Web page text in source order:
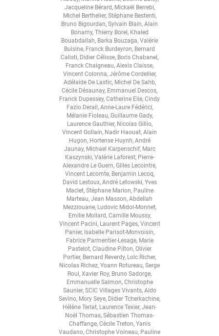
Jacqueline Bérard, Mickaël Berrebi,
Michel Berthelier, Stéphane Bestenti,
Bruno Bigourdan, Sylvain Blain, Alain
Bonamy, Thierry Borel, Khaled
Bouabdallah, Barka Bouzaga, Valérie
Buisine, Franck Burdeyron, Bernard
Calisti, Didier Célisse, Boris Chabanel,
Franck Chaigneau, Alexis Claisse,
Vincent Colonna, Jérôme Cordellier,
Adélaïde De Lastic, Michel De Sahb,
Cécile Désaunay, Emmanuel Descos,
Franck Dupessey, Catherine Elie, Cindy
Fazio Derail, Anne-Laure Fédérici,
Mélanie Fioleau, Guillaume Gady,
Laurence Gauthier, Nicolas Gillio,
Vincent Gollain, Nadir Haouat, Alain
Hugon, Hortense Huynh, André
Jaunay, Michael Karpenschif, Marc
Kaszynski, Valérie Laforest, Pierre-
Alexandre Le Guern, Gilles Lecointre,
Vincent Lecomte, Benjamin Lecoq,
David Lestoux, André Letowski, Yves
Maclet, Stéphane Marion, Pauline
Marteau, Jean Masson, Abdellah
Mezziouane, Ludovic Midol-Monnet,
Emilie Mollard, Camille Moussy,
Vincent Pacini, Laurent Pages, Vincent
Panier, Isabelle Parisot-Monvoisin,
Fabrice Parmentier-Lesage, Marie
Pastelot, Claudine Pilton, Olivier
Portier, Bernard Reverdy, Loïc Richer,
Nicolas Richez, Yoann Rotureau, Serge
Roul, Xavier Roy, Bruno Sadorge,
Emmanuelle Salmon, Christophe
Saunier, SCIC Villages Vivants, Aldo
Sevino, Mory Seye, Didier Tcherkachine,
Hélène Terlat, Laurence Texier, Jean-
Noël Thomas, Sébastien Thomas-
Chaffange, Cécile Treton, Yanis
Vaudano, Christophe Voineau, Pauline